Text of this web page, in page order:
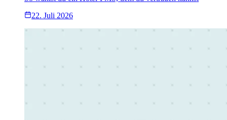
22. Juli 2026